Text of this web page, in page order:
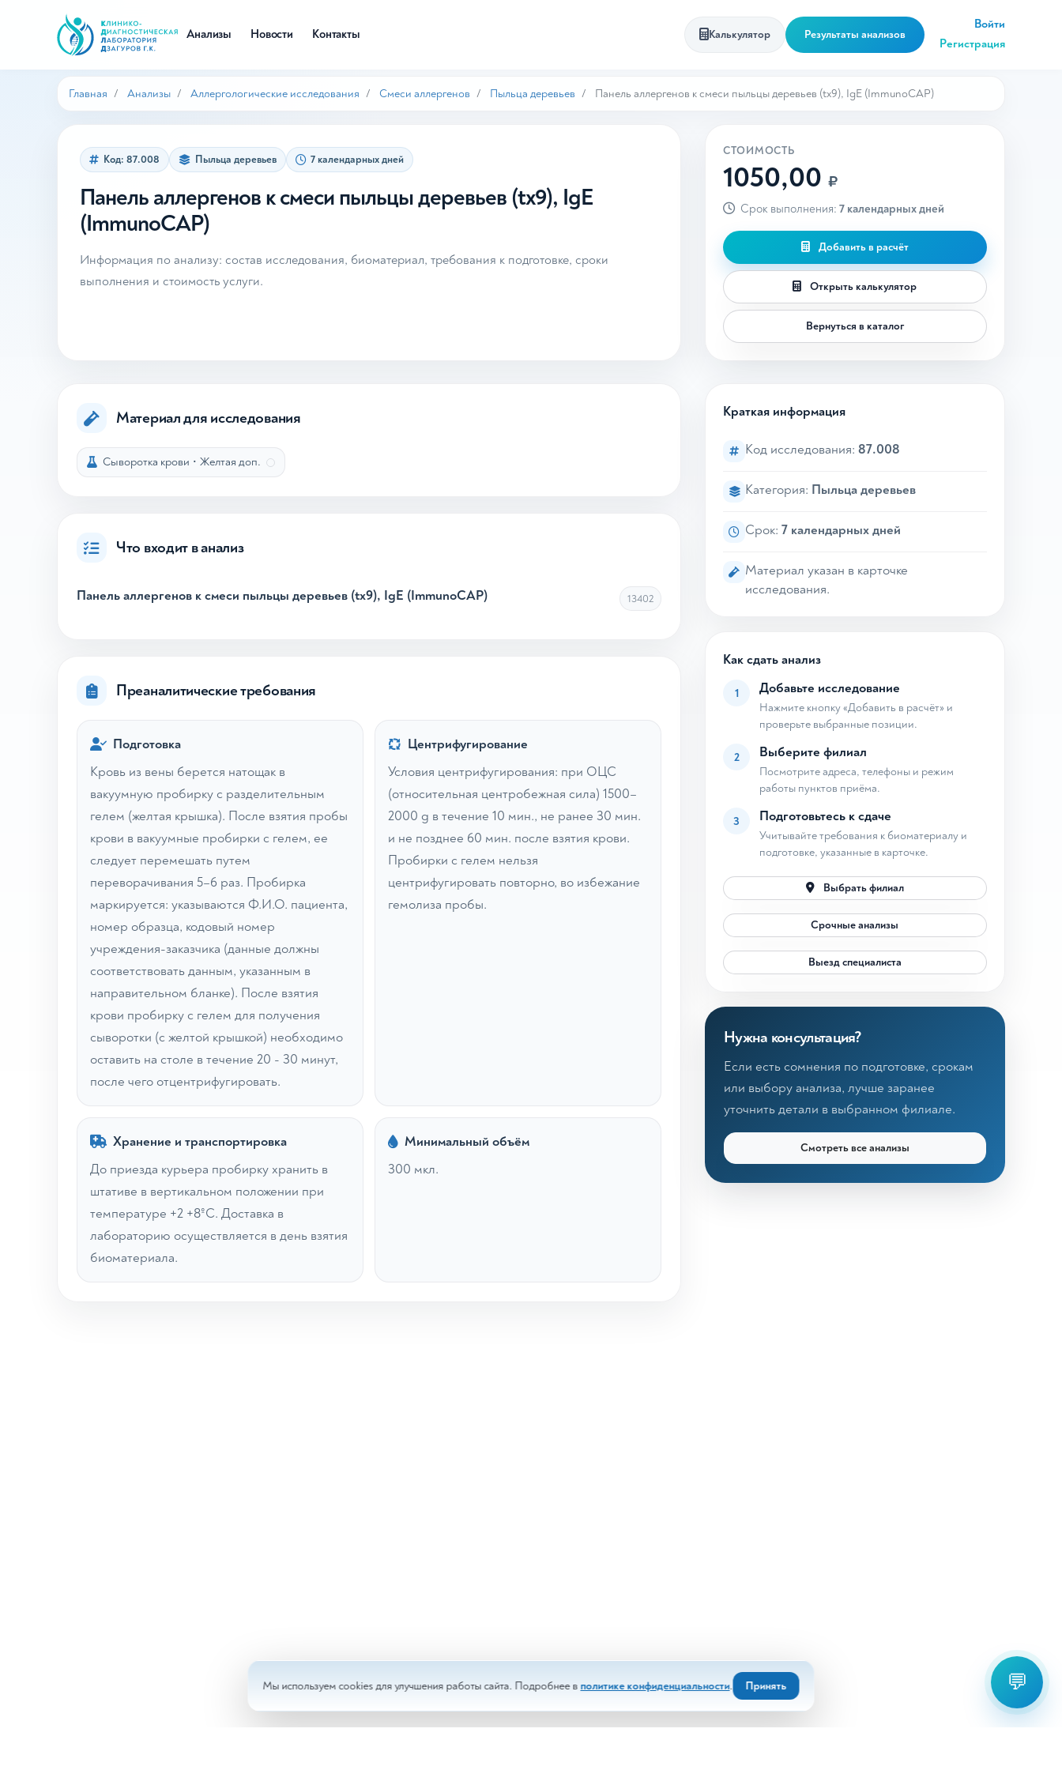
Анализы Новости Контакты Калькулятор Результаты анализов
Войти
Регистрация
Главная Анализы Аллергологические исследования Смеси аллергенов Пыльца деревьев Панель аллергенов к смеси пыльцы деревьев (tx9), IgE (ImmunoCAP)
Код: 87.008 Пыльца деревьев 7 календарных дней
Панель аллергенов к смеси пыльцы деревьев (tx9), IgE
(ImmunoCAP)
Информация по анализу: состав исследования, биоматериал, требования к подготовке, сроки
выполнения и стоимость услуги.
СТОИМОСТЬ
1050,00 ₽
Срок выполнения: 7 календарных дней
Добавить в расчёт
Открыть калькулятор
Вернуться в каталог
Материал для исследования
Сыворотка крови • Желтая доп.
Что входит в анализ
Панель аллергенов к смеси пыльцы деревьев (tx9), IgE (ImmunoCAP) 13402
Преаналитические требования
Подготовка
Кровь из вены берется натощак в
вакуумную пробирку с разделительным
гелем (желтая крышка). После взятия пробы
крови в вакуумные пробирки с гелем, ее
следует перемешать путем
переворачивания 5–6 раз. Пробирка
маркируется: указываются Ф.И.О. пациента,
номер образца, кодовый номер
учреждения-заказчика (данные должны
соответствовать данным, указанным в
направительном бланке). После взятия
крови пробирку с гелем для получения
сыворотки (с желтой крышкой) необходимо
оставить на столе в течение 20 - 30 минут,
после чего отцентрифугировать.
Центрифугирование
Условия центрифугирования: при ОЦС
(относительная центробежная сила) 1500–
2000 g в течение 10 мин., не ранее 30 мин.
и не позднее 60 мин. после взятия крови.
Пробирки с гелем нельзя
центрифугировать повторно, во избежание
гемолиза пробы.
Хранение и транспортировка
До приезда курьера пробирку хранить в
штативе в вертикальном положении при
температуре +2 +8ºС. Доставка в
лабораторию осуществляется в день взятия
биоматериала.
Минимальный объём
300 мкл.
Краткая информация
Код исследования: 87.008
Категория: Пыльца деревьев
Срок: 7 календарных дней
Материал указан в карточке
исследования.
Как сдать анализ
1 Добавьте исследование
Нажмите кнопку «Добавить в расчёт» и
проверьте выбранные позиции.
2 Выберите филиал
Посмотрите адреса, телефоны и режим
работы пунктов приёма.
3 Подготовьтесь к сдаче
Учитывайте требования к биоматериалу и
подготовке, указанные в карточке.
Выбрать филиал
Срочные анализы
Выезд специалиста
Нужна консультация?
Если есть сомнения по подготовке, срокам
или выбору анализа, лучше заранее
уточнить детали в выбранном филиале.
Смотреть все анализы
Мы используем cookies для улучшения работы сайта. Подробнее в политике конфиденциальности. Принять 💬